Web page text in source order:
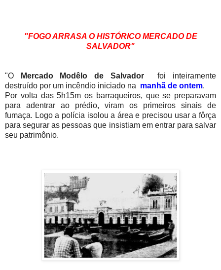
"FOGO ARRASA O HISTÓRICO MERCADO DE
SALVADOR"
"O Mercado Modêlo de Salvador
foi inteiramente
destruído por um incêndio iniciado na manhã de ontem.
Por volta das 5h15m os barraqueiros, que se preparavam
para adentrar ao prédio, viram os primeiros sinais de
fumaça. Logo a polícia isolou a área e precisou usar a fôrça
para segurar as pessoas que insistiam em entrar para salvar
seu patrimônio.